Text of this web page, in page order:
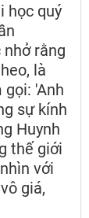
học quý
rằng
là
'Anh
sự kính
Huynh
thế giới
với
giá,